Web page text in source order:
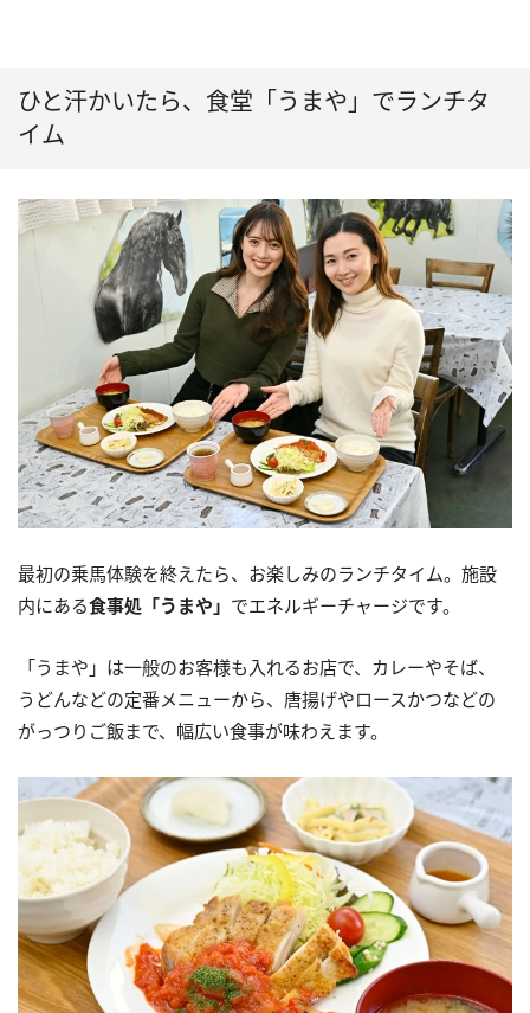
ひと汗かいたら、食堂「うまや」でランチタ
イム
最初の乗馬体験を終えたら、お楽しみのランチタイム。施設
内にある食事処「うまや」 でエネルギーチャージです。
「うまや」は一般のお客様も入れるお店で、カレーやそば、
うどんなどの定番メニューから、唐揚げやロースかつなどの
がっつりご飯まで、幅広い食事が味わえます。